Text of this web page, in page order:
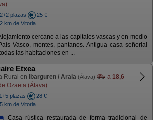
plazas
25 €
km de Vitoria
cercano a las capitales vascas y en medio
Vasco, montes, pantanos. Antigua casa señorial
las habitaciones en ...
Etxea
Rural en Ibarguren / Araia (Álava) a 18,6
Ozaeta (Álava)
plazas
28 €
km de Vitoria
Casa rústica restaurada de forma tradicional de